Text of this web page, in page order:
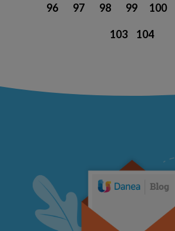
96 97 98 99 100
103 104